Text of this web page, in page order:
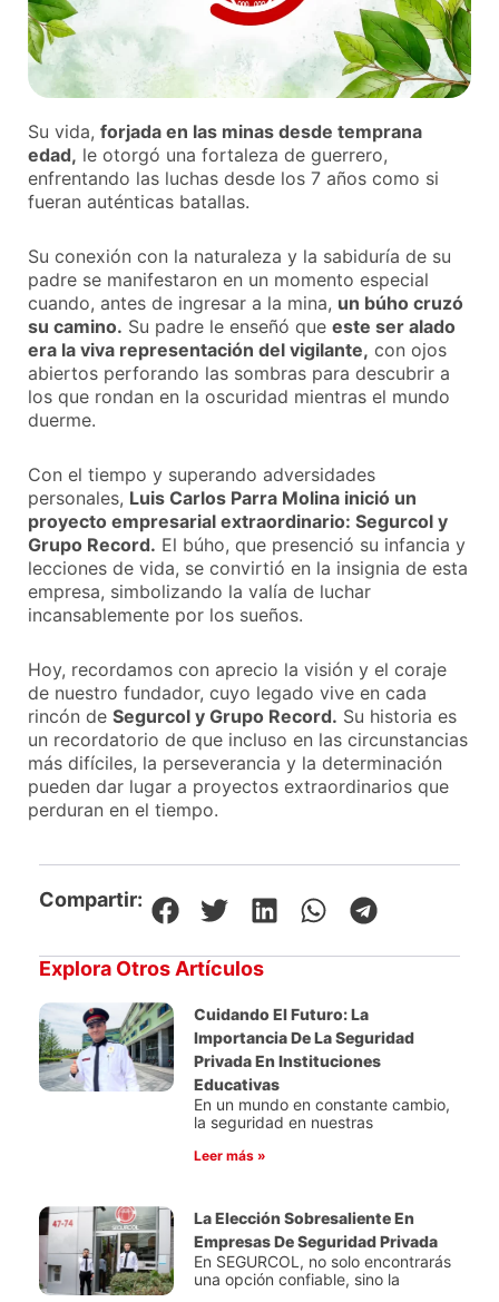
Su vida, forjada en las minas desde temprana
edad, le otorgó una fortaleza de guerrero,
enfrentando las luchas desde los 7 años como si
fueran auténticas batallas.
Su conexión con la naturaleza y la sabiduría de su
padre se manifestaron en un momento especial
cuando, antes de ingresar a la mina, un búho cruzó
su camino. Su padre le enseñó que este ser alado
era la viva representación del vigilante, con ojos
abiertos perforando las sombras para descubrir a
los que rondan en la oscuridad mientras el mundo
duerme.
Con el tiempo y superando adversidades
personales, Luis Carlos Parra Molina inició un
proyecto empresarial extraordinario: Segurcol y
Grupo Record. El búho, que presenció su infancia y
lecciones de vida, se convirtió en la insignia de esta
empresa, simbolizando la valía de luchar
incansablemente por los sueños.
Hoy, recordamos con aprecio la visión y el coraje
de nuestro fundador, cuyo legado vive en cada
rincón de Segurcol y Grupo Record. Su historia es
un recordatorio de que incluso en las circunstancias
más difíciles, la perseverancia y la determinación
pueden dar lugar a proyectos extraordinarios que
perduran en el tiempo.
Compartir:
Explora Otros Artículos
Cuidando El Futuro: La
Importancia De La Seguridad
Privada En Instituciones
Educativas
En un mundo en constante cambio,
la seguridad en nuestras
Leer más »
La Elección Sobresaliente En
Empresas De Seguridad Privada
En SEGURCOL, no solo encontrarás
una opción confiable, sino la